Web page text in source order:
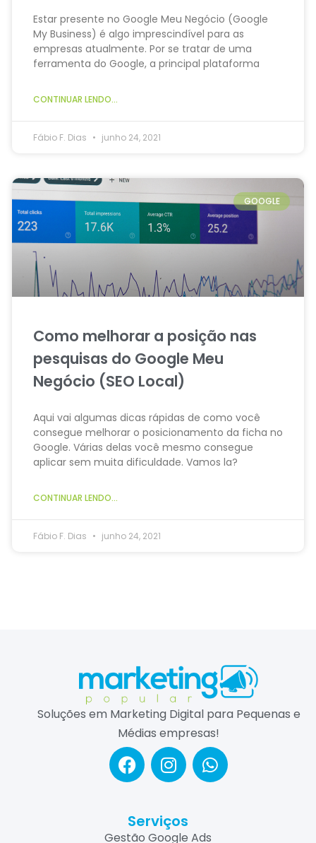
Estar presente no Google Meu Negócio (Google
My Business) é algo imprescindível para as
empresas atualmente. Por se tratar de uma
ferramenta do Google, a principal plataforma
CONTINUAR LENDO...
Fábio F. Dias junho 24, 2021
GOOGLE
Como melhorar a posição nas
pesquisas do Google Meu
Negócio (SEO Local)
Aqui vai algumas dicas rápidas de como você
consegue melhorar o posicionamento da ficha no
Google. Várias delas você mesmo consegue
aplicar sem muita dificuldade. Vamos la?
CONTINUAR LENDO...
Fábio F. Dias junho 24, 2021
Soluções em Marketing Digital para Pequenas e
Médias empresas!
Serviços
Gestão Google Ads